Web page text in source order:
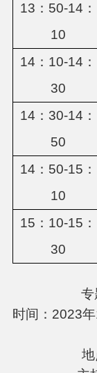
13： 50-14 ：
10
14 ： 10-14：
30
14： 30-14：
50
14： 50-15 ：
10
15 ： 10-15：
30
时间：2023